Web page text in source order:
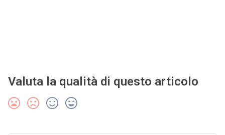
Valuta la qualità di questo articolo